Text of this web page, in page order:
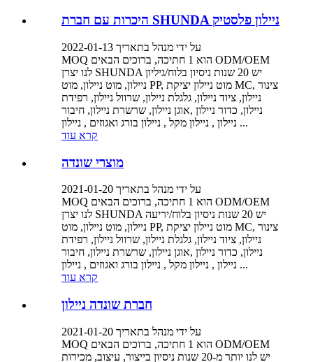
היכרות עם חברת SHUNDA ניילון פלסטיק
על ידי מנהל בתאריך 2022-01-13
MOQ הוא 1 חתיכה, ברוכים הבאים ODM/OEM
לנו יצרן SHUNDA יש 20 שנות ניסיון בלוח/גיליון
ניילון, מוט ניילון, מוט PP, מוט ניילון יציקת MC, צינור
ניילון, ציוד ניילון, גלגלת ניילון, שרוול ניילון, רפידת
ניילון, כדור ניילון ,אוגן ניילון, שרשרת ניילון, חיבור
ניילון , ניילון מקל , ניילון בורג ואגוזים , ניילון ...
קרא עוד
מוצרי שונדה
על ידי מנהל בתאריך 2021-01-20
MOQ הוא 1 חתיכה, ברוכים הבאים ODM/OEM
לנו יצרן SHUNDA יש 20 שנות ניסיון בלוח/יריעה
ניילון, מוט ניילון, מוט PP, מוט ניילון יציקת MC, צינור
ניילון, ציוד ניילון, גלגלת ניילון, שרוול ניילון, רפידת
ניילון, כדור ניילון ,אוגן ניילון, שרשרת ניילון, חיבור
ניילון , ניילון מקל , ניילון בורג ואגוזים , ניילון ...
קרא עוד
חברת שונדה ניילון
על ידי מנהל בתאריך 2021-01-20
MOQ הוא 1 חתיכה, ברוכים הבאים ODM/OEM
יש לנו יותר מ-20 שנות ניסיון בייצור, עיצוב, מכירות